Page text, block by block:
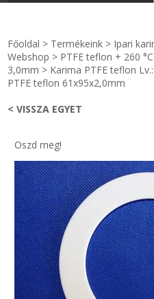
KULCSTARTÓ - KULCSKARIKA
IPARI KARIMA TÖMÍTÉS
TÖMÍTŐ TÁBLA - SZIGETELŐ LEMEZ
GUMILEMEZ - FILC - HÓTOLÓ
TÖMÍTŐ ZSINÓR - RAGASZTÓ
Főoldal > Termékeink > Ipari
Webshop > PTFE teflon + 260 °C
3,0mm > Karima PTFE teflon
PTFE teflon 61x95x2,0mm
< VISSZA EGYET
Oszd meg!